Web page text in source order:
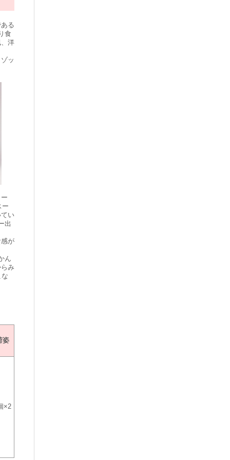
る
食
洋
ッ
ー
い
出
が
ん
み
姿
×2